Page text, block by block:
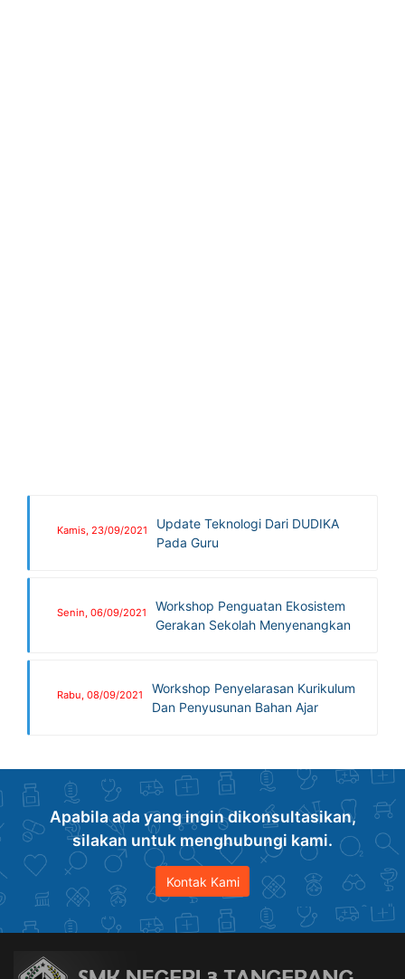
Kamis, 23/09/2021
Update Teknologi Dari DUDIKA
Pada Guru
Senin, 06/09/2021
Workshop Penguatan Ekosistem
Gerakan Sekolah Menyenangkan
Rabu, 08/09/2021
Workshop Penyelarasan Kurikulum
Dan Penyusunan Bahan Ajar
Apabila ada yang ingin dikonsultasikan,
silakan untuk menghubungi kami.
Kontak Kami